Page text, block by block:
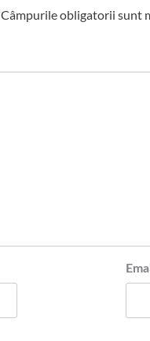
Câmpurile obligatorii sunt